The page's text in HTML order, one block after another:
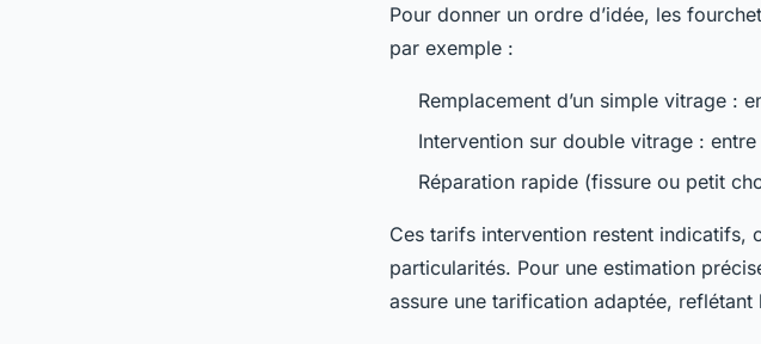
Pour donner un ordre d’idée, les
par exemple :
Remplacement d’un simple vitrage :
Intervention sur double vitrage :
Réparation rapide (fissure ou petit
Ces tarifs intervention restent
particularités. Pour une estimation
assure une tarification adaptée,